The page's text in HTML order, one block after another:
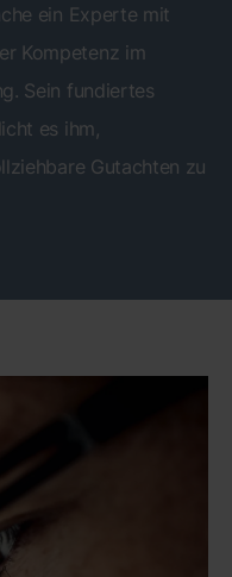
ein Experte mit
Kompetenz im
Sein fundiertes
es ihm,
Gutachten zu